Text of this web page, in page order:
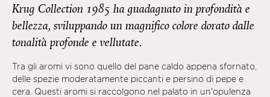
Krug Collection 1985 ha guadagnato in profondità e
bellezza, sviluppando un magnifico colore dorato dalle
tonalità profonde e vellutate.
Tra gli aromi vi sono quello del pane caldo appena sfornato,
delle spezie moderatamente piccanti e persino di pepe e
cera. Questi aromi si raccolgono nel palato in un'opulenza